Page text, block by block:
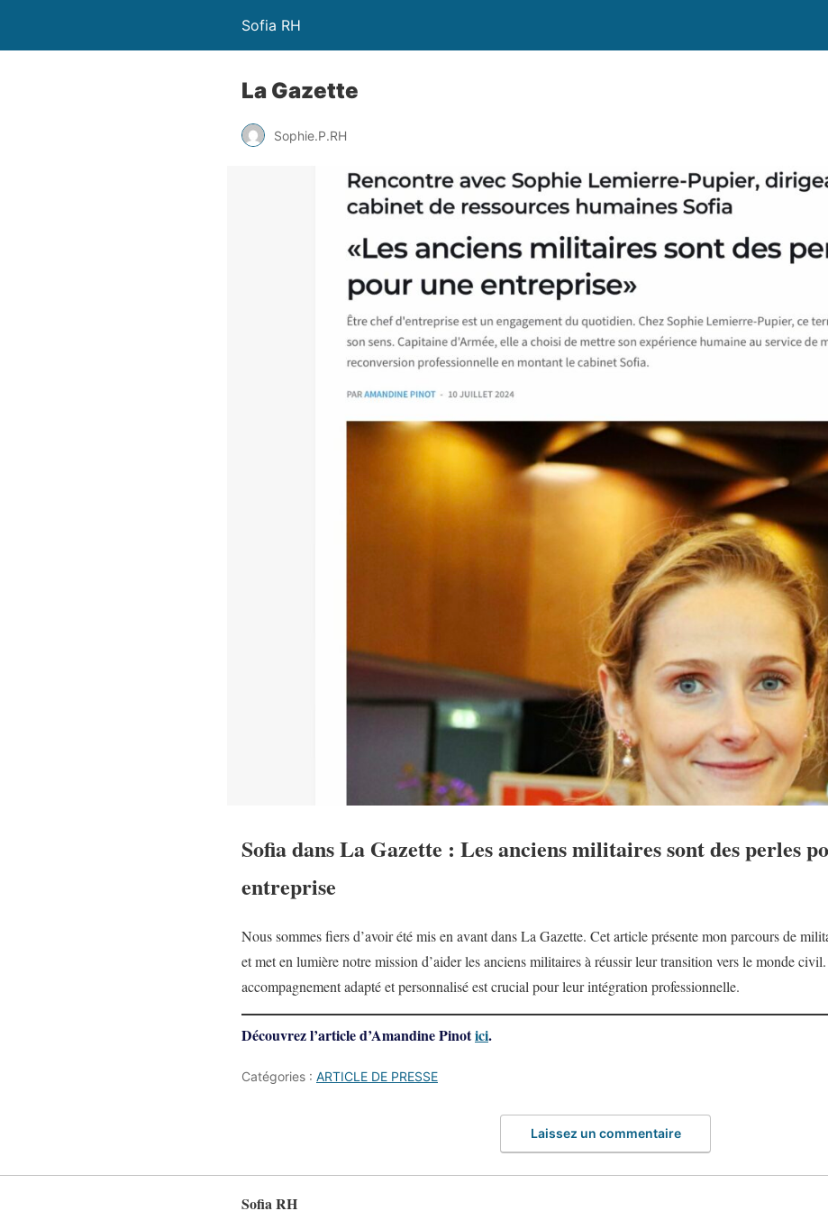
Sofia RH
La Gazette
Sophie.P.RH
Sofia dans La Gazette : Les anciens militaires sont des perles
entreprise
Nous sommes fiers d’avoir été mis en avant dans La Gazette. Cet article présente mon parcours de
et met en lumière notre mission d’aider les anciens militaires à réussir leur transition vers le monde
accompagnement adapté et personnalisé est crucial pour leur intégration professionnelle.
Découvrez l’article d’Amandine Pinotici.
Catégories : ARTICLE DE PRESSE
Laissez un commentaire
Sofia RH